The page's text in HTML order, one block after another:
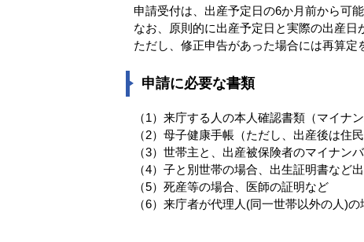
申請受付は、出産予定日の6か月前から可
なお、原則的に出産予定日と実際の出産日
ただし、修正申告があった場合には再算定
申請に必要な書類
（1）来庁する人の本人確認書類（マイナ
（2）母子健康手帳（ただし、出産後は住
（3）世帯主と、出産被保険者のマイナン
（4）子と別世帯の場合、出生証明書など
（5）死産等の場合、医師の証明など
（6）来庁者が代理人(同一世帯以外の人)